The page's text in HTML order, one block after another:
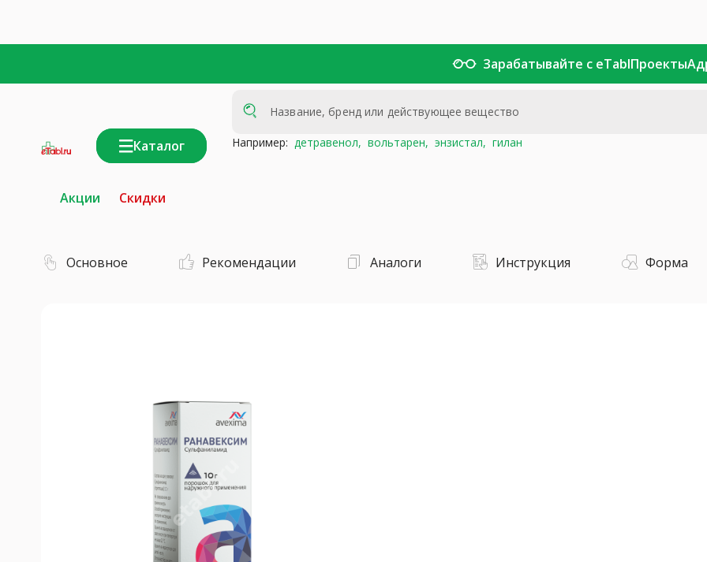
Зарабатывайте с eTablПроекты
Каталог Например: детравенол, вольтарен, энзистал, гилан
Акции Скидки
Основное Рекомендации Аналоги Инструкция Форма